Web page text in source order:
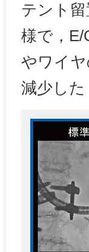
テント
様で，
やワイ
減少した